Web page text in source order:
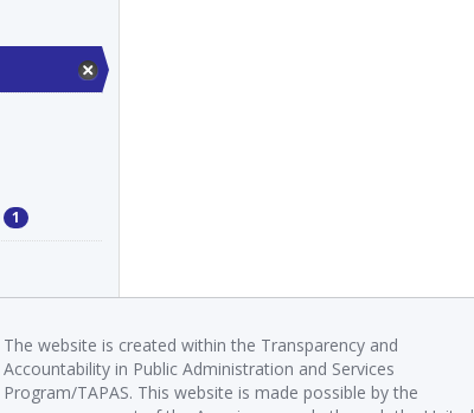
1
The website is created within the Transparency and
Accountability in Public Administration and Services
Program/TAPAS. This website is made possible by the